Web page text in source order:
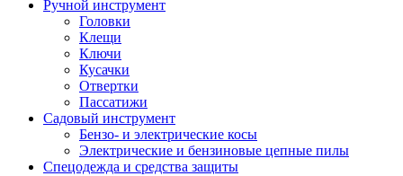
Ручной инструмент
Головки
Клещи
Ключи
Кусачки
Отвертки
Пассатижи
Садовый инструмент
Бензо- и электрические косы
Электрические и бензиновые цепные пилы
Спецодежда и средства защиты